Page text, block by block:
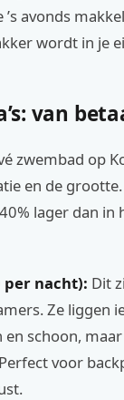
’s avonds
wordt in je
van
zwembad op
en de
lager dan
per nacht): Dit
Ze liggen
en schoon,
voor